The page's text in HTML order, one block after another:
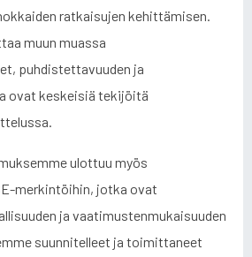
ratkaisujen kehittämisen.
muun muassa
puhdistettavuuden ja
ovat keskeisiä tekijöitä
ulottuu myös
merkintöihin, jotka ovat
ja vaatimustenmukaisuuden
suunnitelleet ja toimittaneet